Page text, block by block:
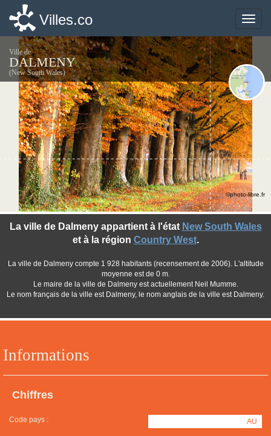
Toggle
Villes.co
Ville de
DALMENY
(New South Wales)
Informations
Chiffres
Code pays : AU
La ville de Dalmeny appartient à l'état New South Wales
et à la région Country West.
La ville de Dalmeny compte 1 928 habitants (recensement de 2006). L'altitude
moyenne est de 0 m.
Le maire de la ville de Dalmeny est actuellement Neil Mumme.
Le nom français de la ville est Dalmeny, le nom anglais de la ville est Dalmeny.
©photo-libre.fr
Toggle
Villes.co